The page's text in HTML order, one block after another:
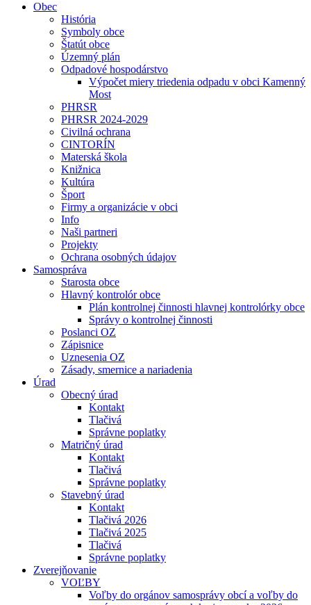
Obec
História
Symboly obce
Štatút obce
Územný plán
Odpadové hospodárstvo
Výpočet miery triedenia odpadu v obci Kamenný
Most
PHRSR
PHRSR 2024-2029
Civilná ochrana
CINTORÍN
Materská škola
Knižnica
Kultúra
Šport
Firmy a organizácie v obci
Info
Naši partneri
Projekty
Ochrana osobných údajov
Samospráva
Starosta obce
Hlavný kontrolór obce
Plán kontrolnej činnosti hlavnej kontrolórky obce
Správy o kontrolnej činnosti
Poslanci OZ
Zápisnice
Uznesenia OZ
Zásady, smernice a nariadenia
Úrad
Obecný úrad
Kontakt
Tlačivá
Správne poplatky
Matričný úrad
Kontakt
Tlačivá
Správne poplatky
Stavebný úrad
Kontakt
Tlačivá 2026
Tlačivá 2025
Tlačivá
Správne poplatky
Zverejňovanie
VOĽBY
Voľby do orgánov samosprávy obcí a voľby do